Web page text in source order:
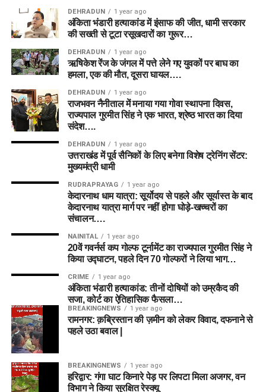
DEHRADUN 1 year ago
अंकिता भंडारी हत्याकांड में इंसाफ की जीत, धामी सरकार
की सख्ती से टूटा रसूखदारों का गुरूर…
DEHRADUN 1 year ago
ऋषिकेश रेंज के जंगल में पत्ते लेने गए युवकों पर बाघ का
हमला, एक की मौत, दूसरा घायल….
DEHRADUN 1 year ago
राजभवन नैनीताल में मनाया गया गोवा स्थापना दिवस,
राज्यपाल गुरमीत सिंह ने एक भारत, श्रेष्ठ भारत का दिया
संदेश….
DEHRADUN 1 year ago
उत्तराखंड में पूर्व सैनिकों के लिए बनेगा विशेष ट्रेनिंग सेंटर:
मुख्यमंत्री धामी
RUDRAPRAYAG 1 year ago
केदारनाथ धाम यात्रा: सूर्योदय से पहले और सूर्यास्त के बाद
केदारनाथ यात्रा मार्ग पर नहीं होगा घोड़े-खच्चरों का
संचालन….
NAINITAL 1 year ago
20वें गवर्नर्स कप गोल्फ टूर्नामेंट का राज्यपाल गुरमीत सिंह ने
किया उद्घाटन, पहले दिन 70 गोल्फरों ने लिया भाग…
CRIME 1 year ago
अंकिता भंडारी हत्याकांड: तीनों दोषियों को उम्रकैद की
सजा, कोर्ट का ऐतिहासिक फैसला…
BREAKINGNEWS 1 year ago
रामनगर: क़ब्रिस्तान की ज़मीन को लेकर विवाद, दफनाने से
पहले उठा बवाल |
BREAKINGNEWS 1 year ago
हरिद्वार: गंगा घाट किनारे पेड़ पर लिपटा मिला अजगर, वन
विभाग ने किया सुरक्षित रेस्क्यू